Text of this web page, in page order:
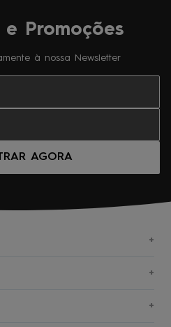
e Promoções
à nossa Newsletter
AGORA
+
+
+